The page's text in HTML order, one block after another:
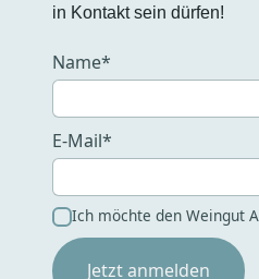
in Kontakt sein dürfen!
Name*
E-Mail*
Ich möchte den Weingut